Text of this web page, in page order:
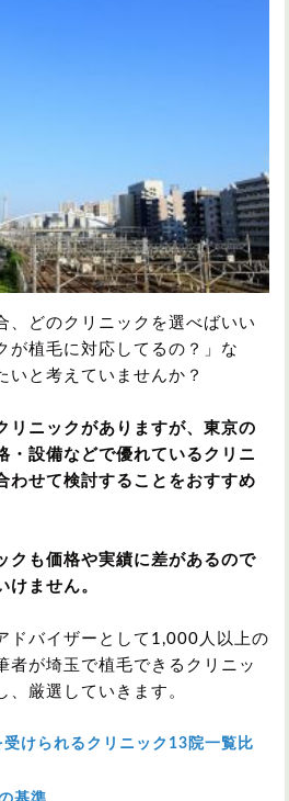
、どのクリニックを選べばいい
が植毛に対応してるの？」な
いと考えていませんか？
リニックがありますが、東京の
・設備などで優れているクリニ
わせて検討することをおすすめ
クも価格や実績に差があるので
けません。
ドバイザーとして1,000人以上の
者が埼玉で植毛できるクリニッ
、厳選していきます。
けられるクリニック13院一覧比
記事を探す